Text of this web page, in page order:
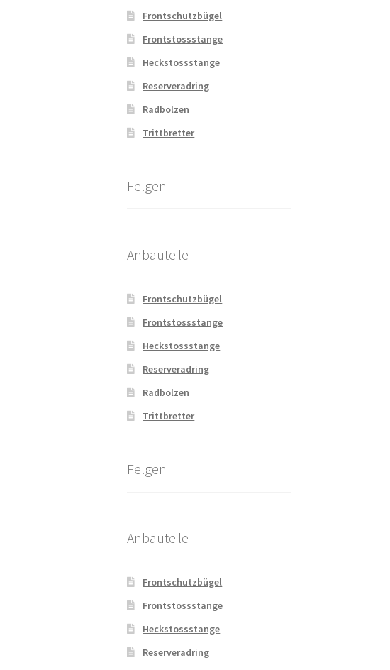
Frontschutzbügel
Frontstossstange
Heckstossstange
Reserveradring
Radbolzen
Trittbretter
Felgen
Anbauteile
Frontschutzbügel
Frontstossstange
Heckstossstange
Reserveradring
Radbolzen
Trittbretter
Felgen
Anbauteile
Frontschutzbügel
Frontstossstange
Heckstossstange
Reserveradring